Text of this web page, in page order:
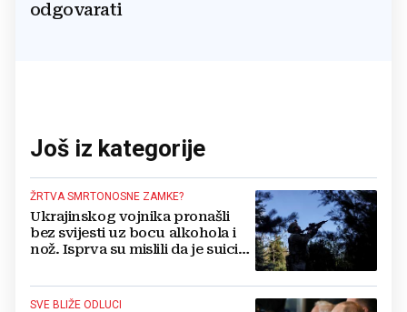
odgovarati
Još iz kategorije
ŽRTVA SMRTONOSNE ZAMKE?
Ukrajinskog vojnika pronašli
bez svijesti uz bocu alkohola i
nož. Isprva su mislili da je suicid,
SVE BLIŽE ODLUCI